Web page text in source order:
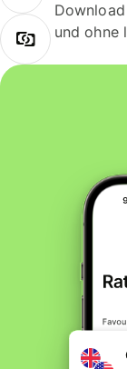
und ohne